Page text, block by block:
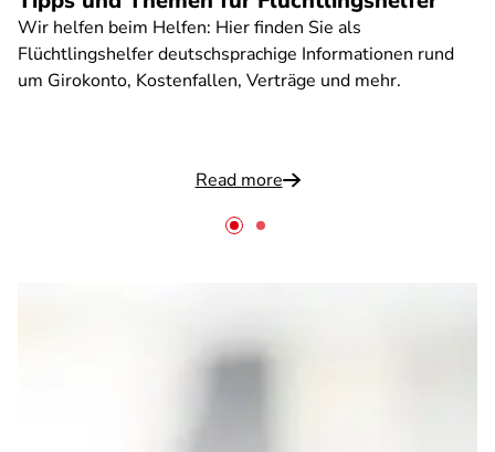
Wir helfen beim Helfen: Hier finden Sie als
Flüchtlingshelfer deutschsprachige Informationen rund
um Girokonto, Kostenfallen, Verträge und mehr.
Read more